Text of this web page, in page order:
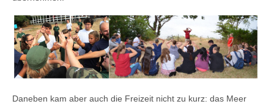
Daneben kam aber auch die Freizeit nicht zu kurz: das Meer